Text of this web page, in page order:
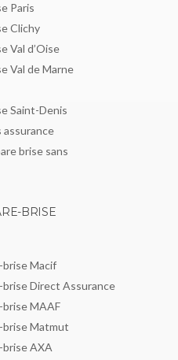
Paris
Clichy
Val d’Oise
Val de Marne
Saint-Denis
assurance
brise sans
BRISE
brise Macif
brise Direct Assurance
brise MAAF
brise Matmut
brise AXA